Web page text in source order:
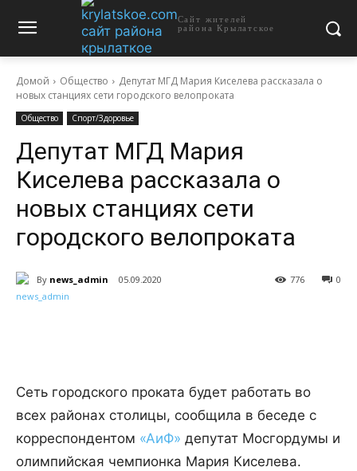
Сайт жителей
района Крылатское
Домой Общество
Депутат МГД Мария Киселева рассказала о
новых станциях сети городского велопроката
Общество Спорт/Здоровье
Депутат МГД Мария
Киселева рассказала о
новых станциях сети
городского велопроката
By news_admin 05.09.2020 0
776
Сеть городского проката будет работать во
всех районах столицы, сообщила в беседе с
корреспондентом «АиФ» депутат Мосгордумы и
олимпийская чемпионка Мария Киселева.